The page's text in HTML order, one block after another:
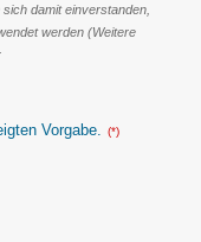
damit einverstanden,
werden (Weitere
Vorgabe. (*)